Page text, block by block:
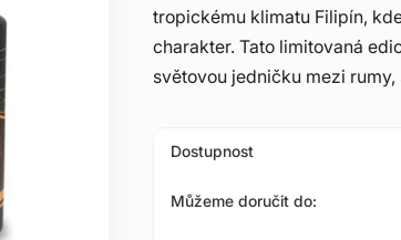
hvězdiček.
tropickému klimatu Filipín,
charakter. Tato limitovaná
světovou jedničku mezi
Dostupnost
Můžeme doručit do: